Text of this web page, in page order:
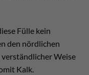
Fülle kein
den nördlichen
Weise
Kalk.